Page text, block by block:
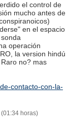
el control de
mucho antes de
en el espacio
operación
la version hindú
no? mas
contacto-con-la-
horas)